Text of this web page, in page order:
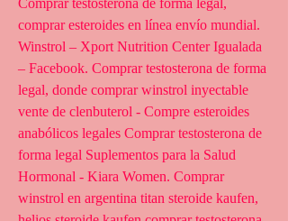
Comprar testosterona de forma legal,
comprar esteroides en línea envío mundial.
Winstrol – Xport Nutrition Center Igualada
– Facebook. Comprar testosterona de forma
legal, donde comprar winstrol inyectable
vente de clenbuterol - Compre esteroides
anabólicos legales Comprar testosterona de
forma legal Suplementos para la Salud
Hormonal - Kiara Women. Comprar
winstrol en argentina titan steroide kaufen,